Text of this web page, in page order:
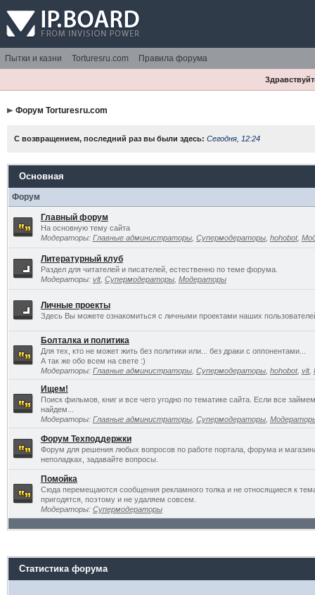
Пытки и казни Torturesru.com Правила форума
Форум Torturesru.com
С возвращением, последний раз вы были здесь: Сегодня, 12:24
Основная
Форум
Главный форум
На основную тему сайта
Модераторы: Главные администраторы, Супермодераторы, hohobot,
Литературный клуб
Раздел для читателей и писателей, естественно по теме форума.
Модераторы: vlt, Супермодераторы, Модераторы
Личные проекты
Здесь Вы можете ознакомиться с личными проектами наших
Болталка и политика
Для тех, кто не может жить без политики или... без драки с оппонентами...
А так же обо всем на свете :)
Модераторы: Главные администраторы, Супермодераторы, hohobot, vlt,
Ищем!
Поиск фильмов, книг и все чего угодно по тематике сайта. Если все
найдем...
Модераторы: Главные администраторы, Супермодераторы,
Форум Техподдержки
Форум для решения любых вопросов по работе портала, форума и
неполадках, задавайте вопросы.
Помойка
Сюда перемещаются сообщения рекламного толка и не относящиеся к
пригодятся, поэтому и не удаляем совсем.
Модераторы: Супермодераторы
Статистика форума